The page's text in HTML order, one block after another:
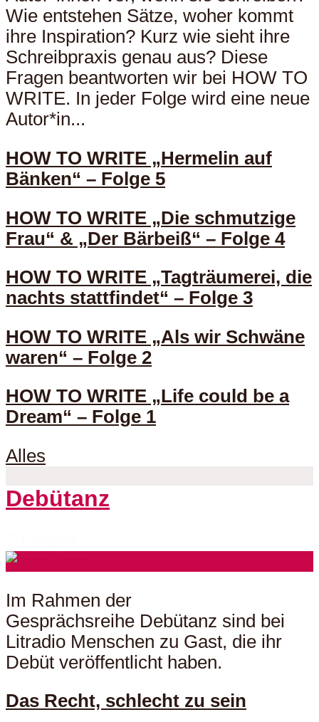
Wie entstehen Sätze, woher kommt
ihre Inspiration? Kurz wie sieht ihre
Schreibpraxis genau aus? Diese
Fragen beantworten wir bei HOW TO
WRITE. In jeder Folge wird eine neue
Autor*in...
HOW TO WRITE „Hermelin auf
Bänken“ – Folge 5
HOW TO WRITE „Die schmutzige
Frau“ & „Der Bärbeiß“ – Folge 4
HOW TO WRITE „Tagträumerei, die
nachts stattfindet“ – Folge 3
HOW TO WRITE „Als wir Schwäne
waren“ – Folge 2
HOW TO WRITE „Life could be a
Dream“ – Folge 1
Alles
Debütanz
Im Rahmen der
Gesprächsreihe Debütanz sind bei
Litradio Menschen zu Gast, die ihr
Debüt veröffentlicht haben.
Das Recht, schlecht zu sein